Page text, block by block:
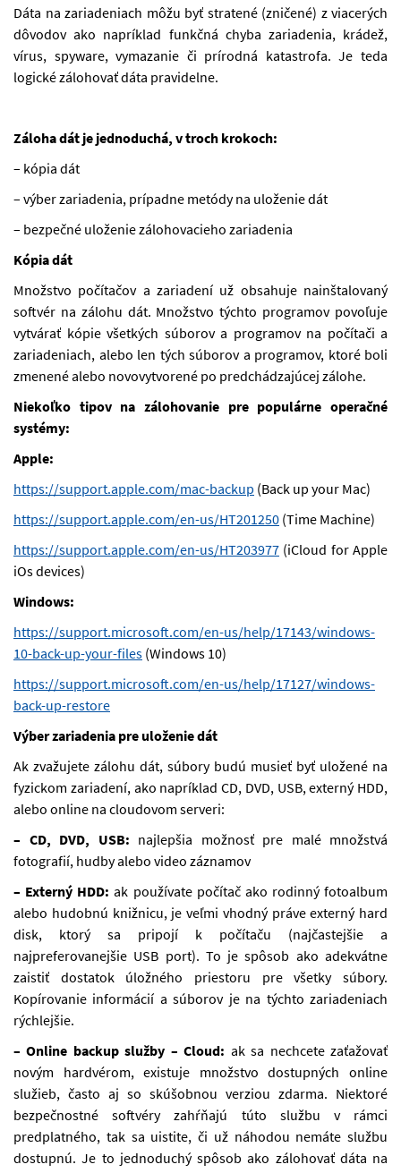
Dáta na zariadeniach môžu byť stratené (zničené) z viacerých
dôvodov ako napríklad funkčná chyba zariadenia, krádež,
vírus, spyware, vymazanie či prírodná katastrofa. Je teda
logické zálohovať dáta pravidelne.
Záloha dát je jednoduchá, v troch krokoch:
– kópia dát
– výber zariadenia, prípadne metódy na uloženie dát
– bezpečné uloženie zálohovacieho zariadenia
Kópia dát
Množstvo počítačov a zariadení už obsahuje nainštalovaný
softvér na zálohu dát. Množstvo týchto programov povoľuje
vytvárať kópie všetkých súborov a programov na počítači a
zariadeniach, alebo len tých súborov a programov, ktoré boli
zmenené alebo novovytvorené po predchádzajúcej zálohe.
Niekoľko tipov na zálohovanie pre populárne operačné
systémy:
Apple:
https://support.apple.com/mac-backup (Back up your Mac)
https://support.apple.com/en-us/HT201250 (Time Machine)
https://support.apple.com/en-us/HT203977 (iCloud for Apple
iOs devices)
Windows:
https://support.microsoft.com/en-us/help/17143/windows-
10-back-up-your-files (Windows 10)
https://support.microsoft.com/en-us/help/17127/windows-
back-up-restore
Výber zariadenia pre uloženie dát
Ak zvažujete zálohu dát, súbory budú musieť byť uložené na
fyzickom zariadení, ako napríklad CD, DVD, USB, externý HDD,
alebo online na cloudovom serveri:
– CD, DVD, USB: najlepšia možnosť pre malé množstvá
fotografií, hudby alebo video záznamov
– Externý HDD:ak používate počítač ako rodinný fotoalbum
alebo hudobnú knižnicu, je veľmi vhodný práve externý hard
disk, ktorý sa pripojí k počítaču (najčastejšie a
najpreferovanejšie USB port). To je spôsob ako adekvátne
zaistiť dostatok úložného priestoru pre všetky súbory.
Kopírovanie informácií a súborov je na týchto zariadeniach
rýchlejšie.
– Online backup služby – Cloud: ak sa nechcete zaťažovať
novým hardvérom, existuje množstvo dostupných online
služieb, často aj so skúšobnou verziou zdarma. Niektoré
bezpečnostné softvéry zahŕňajú túto službu v rámci
predplatného, tak sa uistite, či už náhodou nemáte službu
dostupnú. Je to jednoduchý spôsob ako zálohovať dáta na